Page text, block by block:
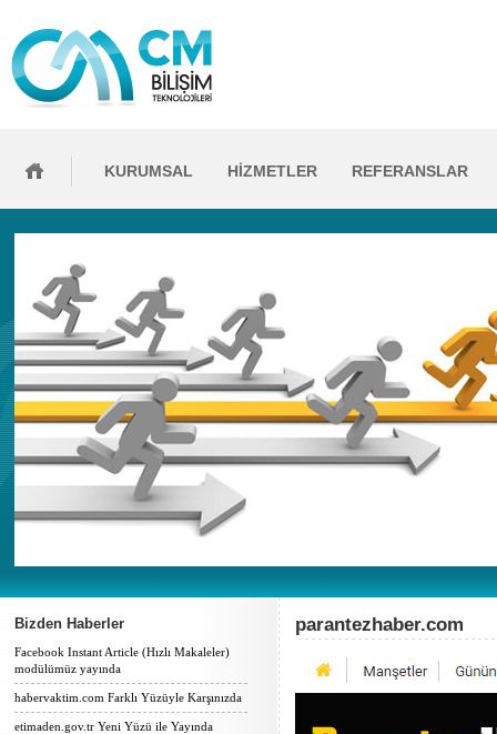
KURUMSAL HİZMETLER REFERANSLAR
Bizden Haberler
Facebook Instant Article (Hızlı Makaleler)
modülümüz yayında
habervaktim.com Farklı Yüzüyle Karşınızda
etimaden.gov.tr Yeni Yüzü ile Yayında
parantezhaber.com